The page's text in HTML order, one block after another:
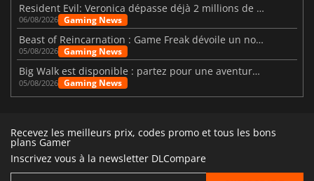
Resident Evil: Veronica dépasse déjà 2 millions de wishlists
06/08/2026 Gaming News
Beast of Reincarnation : Game Freak dévoile un nouveau pari
05/08/2026 Gaming News
Big Walk est disponible : partez pour une aventure entre amis
05/08/2026 Gaming News
Recevez les meilleurs prix, codes promo et tous les bons
plans Gamer
Inscrivez vous à la newsletter DLCompare